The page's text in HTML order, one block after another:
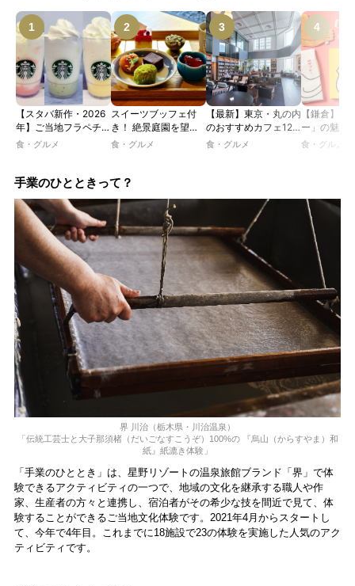
【スタバ新作・2026
年】ご当地フラペチー
ノが新登場！ 地域と
JIMOTO
PROGRAM」が青
森・群馬・沖縄で始
動。6種類を飲んで実
食レポート
食・グルメ
スイーツブッフェ付
き！ 絶景庭園を望む
ホテルレストランで味
ツトレンドVol.105】
食・グルメ
【最新】東京・丸の内
のおすすめカフェ12
選｜ひとりでゆったり
食・グルメ
【鎌倉】「
ー」の魅力
説！ 定番商
食・グルメ
手業のひとときって？
界 川治（栃⽊県・川治温泉）
「伝統⼯芸⼠と⼤⼦那須楮（だいごなすこうぞ）100%の 『烏⼭（からすやま）和
紙』紙漉き体験」
「手業のひととき」は、星野リゾートの温泉旅館ブランド「界」で体
験できるアクティビティの一つで、地域の⽂化を継承する職⼈や作
家、⽣産者の⽅々と連携し、宿泊者がその希少な技を間近で⾒て、体
験することができるご当地⽂化体験です。2021年4月からスタートし
て、今年で4年目。これまでに18施設で23の体験を実施した人気のアク
ティビティです。